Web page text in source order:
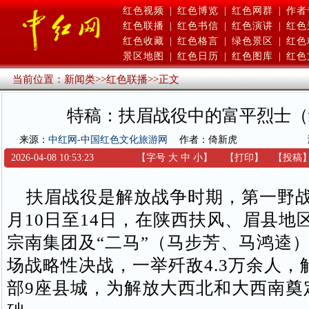
红色视频 | 红色博览 | 红色网群 | 作者
红色联播
红色书信 红色演讲
红色
红色收藏
红色格言 绿色景区
红色
景区地图
红色日历 红色图库 红色
当前位置：新闻类>>红色联播>>正文
特稿：扶眉战役中的富平烈士
来源： 中红网-中国红色文化旅游网 作者：倚新虎
2026-04-08 10:53:23
【字号 大 中 小】 【打印 】 【投稿
扶眉战役是解放战争时期，第一野
月10日至14日，在陕西扶风、眉县地
宗南集团及“二马”（马步芳、马鸿逵
场战略性决战，一举歼敌4.3万余人，
部9座县城，为解放大西北和大西南奠